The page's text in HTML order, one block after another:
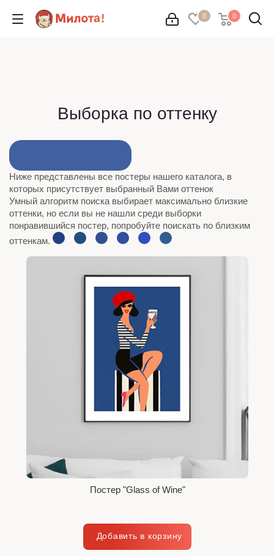
0 0
Выборка по оттенку
Ниже представлены все постеры нашего каталога, в
которых присутствует выбранный Вами оттенок
Умный алгоритм поиска выбирает максимально близкие
оттенки, но если вы не нашли среди выборки
понравившийся постер, попробуйте поискать по близким
оттенкам.
Постер "Glass of Wine"